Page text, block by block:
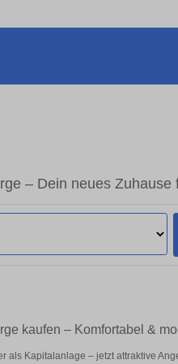
– Dein neues Zuhause
kaufen – Komfortabel &
Kapitalanlage – jetzt attraktive